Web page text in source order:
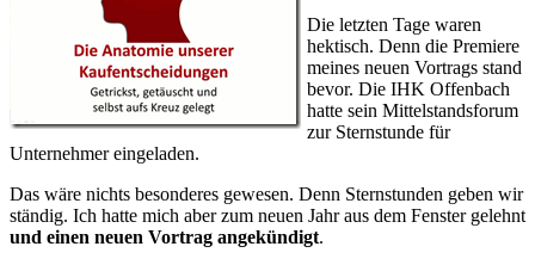
Die letzten Tage waren
hektisch. Denn die Premiere
meines neuen Vortrags stand
bevor. Die IHK Offenbach
hatte sein Mittelstandsforum
zur Sternstunde für
Unternehmer eingeladen.
Das wäre nichts besonderes gewesen. Denn Sternstunden geben wir
ständig. Ich hatte mich aber zum neuen Jahr aus dem Fenster gelehnt
und einen neuen Vortrag angekündigt.